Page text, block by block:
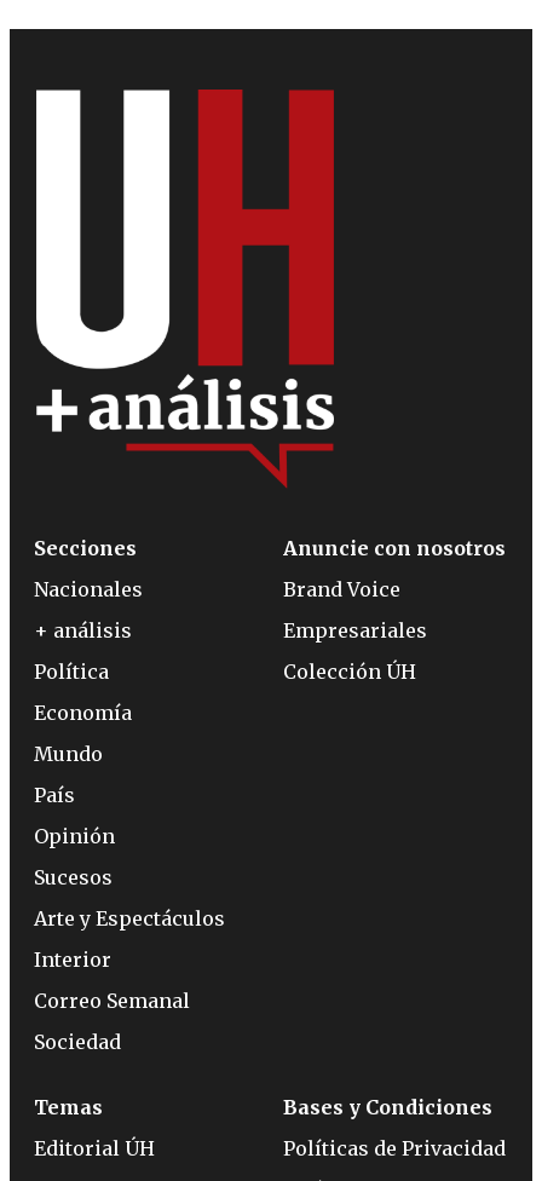
Secciones
Nacionales
+ análisis
Política
Economía
Mundo
País
Opinión
Sucesos
Arte y Espectáculos
Interior
Correo Semanal
Sociedad
Anuncie con nosotros
Brand Voice
Empresariales
Colección ÚH
Temas
Editorial ÚH
Bases y Condiciones
Políticas de Privacidad